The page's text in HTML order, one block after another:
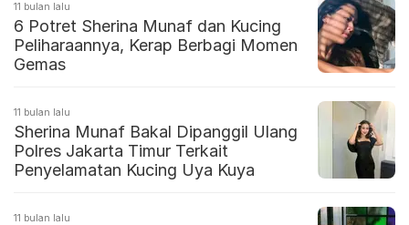
11 bulan lalu
6 Potret Sherina Munaf dan Kucing
Peliharaannya, Kerap Berbagi Momen
Gemas
11 bulan lalu
Sherina Munaf Bakal Dipanggil Ulang
Polres Jakarta Timur Terkait
Penyelamatan Kucing Uya Kuya
11 bulan lalu